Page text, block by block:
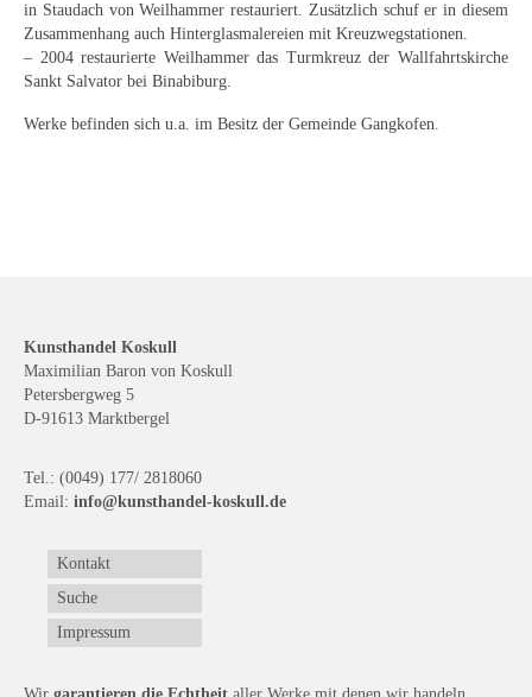
in Staudach von Weilhammer restauriert. Zusätzlich schuf er in diesem
Zusammenhang auch Hinterglasmalereien mit Kreuzwegstationen.
– 2004 restaurierte Weilhammer das Turmkreuz der Wallfahrtskirche
Sankt Salvator bei Binabiburg.
Werke befinden sich u.a. im Besitz der Gemeinde Gangkofen.
Kunsthandel Koskull
Maximilian Baron von Koskull
Petersbergweg 5
D-91613 Marktbergel
Tel.: (0049) 177/ 2818060
Email: info@kunsthandel-koskull.de
Kontakt
Suche
Impressum